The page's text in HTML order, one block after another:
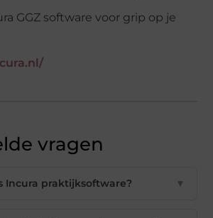
vragen
Incura praktijksoftware? ▼